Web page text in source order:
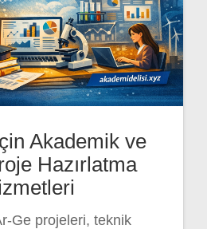
Akademik ve
Hazırlatma
Ge projeleri, teknik